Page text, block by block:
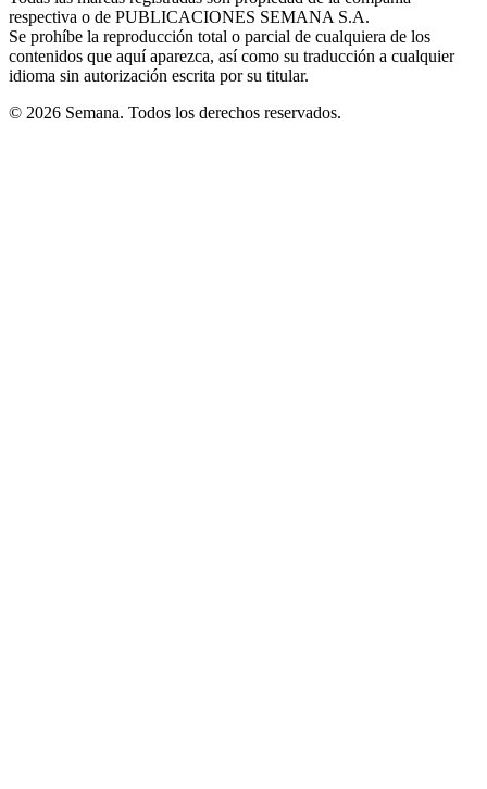
window
respectiva o de PUBLICACIONES SEMANA S.A.
Se prohíbe la reproducción total o parcial de cualquiera de los
contenidos que aquí aparezca, así como su traducción a cualquier
idioma sin autorización escrita por su titular.
© 2026 Semana. Todos los derechos reservados.